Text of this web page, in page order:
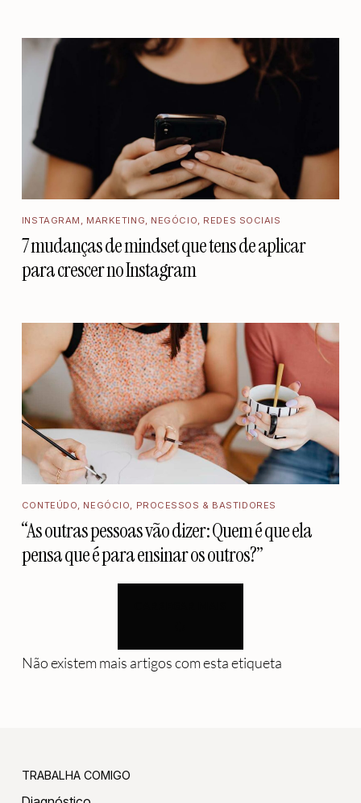
INSTAGRAM , MARKETING, NEGÓCIO, REDES SOCIAIS
7 mudanças de mindset que tens de aplicar
para crescer no Instagram
CONTEÚDO, NEGÓCIO, PROCESSOS & BASTIDORES
“As outras pessoas vão dizer: Quem é que ela
pensa que é para ensinar os outros?”
Não existem mais artigos com esta etiqueta
TRABALHA COMIGO